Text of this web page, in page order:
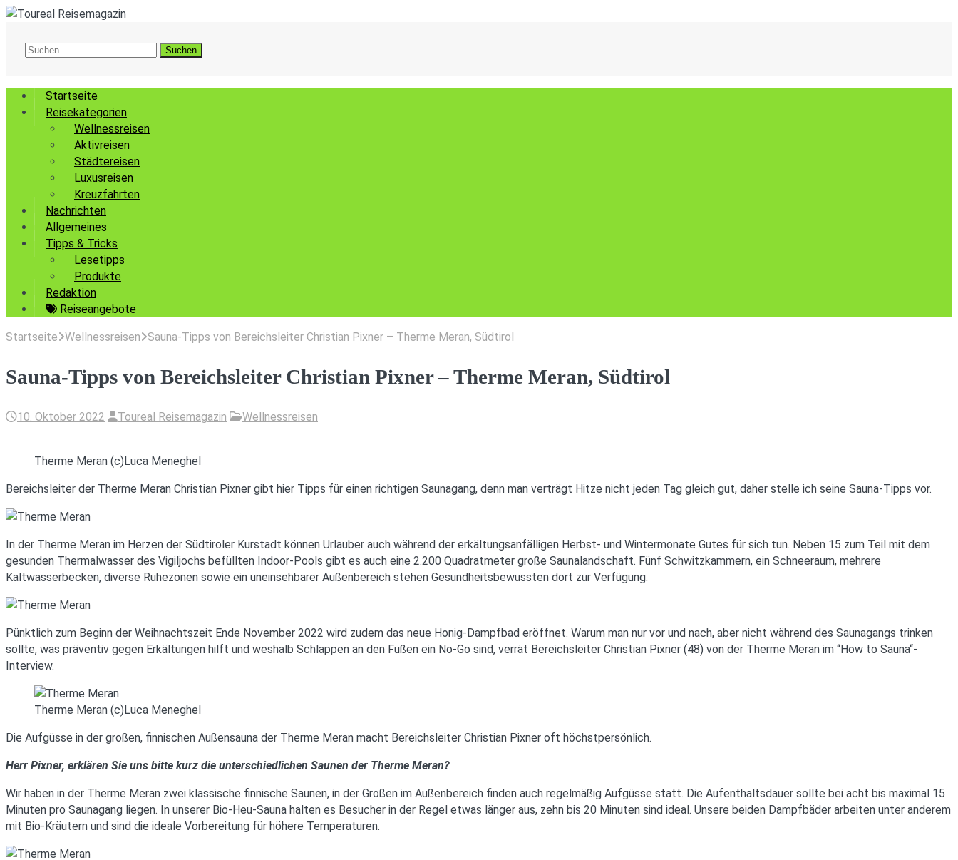
Suchen
Startseite
Reisekategorien
Wellnessreisen
Aktivreisen
Städtereisen
Luxusreisen
Kreuzfahrten
Nachrichten
Allgemeines
Tipps & Tricks
Lesetipps
Produkte
Redaktion
Reiseangebote
Startseite Wellnessreisen Sauna-Tipps von Bereichsleiter Christian Pixner – Therme Meran, Südtirol
Sauna-Tipps von Bereichsleiter Christian Pixner – Therme Meran, Südtirol
10. Oktober 2022 Toureal Reisemagazin Wellnessreisen
Therme Meran (c)Luca Meneghel
Bereichsleiter der Therme Meran Christian Pixner gibt hier Tipps für einen richtigen Saunagang, denn man verträgt Hitze nicht jeden Tag gleich gut, daher stelle ich seine Sauna-Tipps vor.
In der Therme Meran im Herzen der Südtiroler Kurstadt können Urlauber auch während der erkältungsanfälligen Herbst- und Wintermonate Gutes für sich tun. Neben 15 zum Teil mit dem
gesunden Thermalwasser des Vigiljochs befüllten Indoor-Pools gibt es auch eine 2.200 Quadratmeter große Saunalandschaft. Fünf Schwitzkammern, ein Schneeraum, mehrere
Kaltwasserbecken, diverse Ruhezonen sowie ein uneinsehbarer Außenbereich stehen Gesundheitsbewussten dort zur Verfügung.
Pünktlich zum Beginn der Weihnachtszeit Ende November 2022 wird zudem das neue Honig-Dampfbad eröffnet. Warum man nur vor und nach, aber nicht während des Saunagangs trinken
sollte, was präventiv gegen Erkältungen hilft und weshalb Schlappen an den Füßen ein No-Go sind, verrät Bereichsleiter Christian Pixner (48) von der Therme Meran im “How to Sauna“-
Interview.
Therme Meran (c)Luca Meneghel
Die Aufgüsse in der großen, finnischen Außensauna der Therme Meran macht Bereichsleiter Christian Pixner oft höchstpersönlich.
Herr Pixner, erklären Sie uns bitte kurz die unterschiedlichen Saunen der Therme Meran?
Wir haben in der Therme Meran zwei klassische finnische Saunen, in der Großen im Außenbereich finden auch regelmäßig Aufgüsse statt. Die Aufenthaltsdauer sollte bei acht bis maximal 15
Minuten pro Saunagang liegen. In unserer Bio-Heu-Sauna halten es Besucher in der Regel etwas länger aus, zehn bis 20 Minuten sind ideal. Unsere beiden Dampfbäder arbeiten unter anderem
mit Bio-Kräutern und sind die ideale Vorbereitung für höhere Temperaturen.